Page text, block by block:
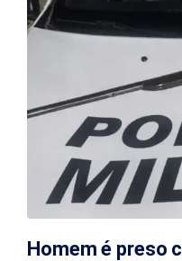
Homem é preso